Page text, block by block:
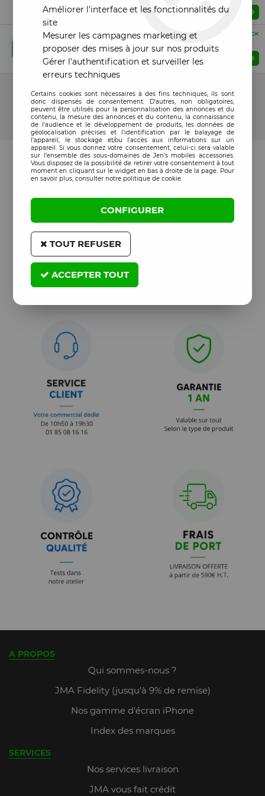
Prix : Veuillez vous connecter
Compatible EN STOCK
Vitre caméra-photo noir Samsung F916 Galaxy Z Fold 2
Prix : Veuillez vous connecter
14 articles sur
A PROPOS
Qui sommes-nous ?
JMA Fidelity (jusqu'à 9% de remise)
Nos gamme d'écran iPhone
Index des marques
SERVICES
Nos services livraison
JMA vous fait crédit
Améliorer l'interface et les fonctionnalités du
site
Mesurer les campagnes marketing et
proposer des mises à jour sur nos produits
Gérer l'authentification et surveiller les
erreurs techniques
Certains cookies sont nécessaires à des fins techniques, ils sont
donc dispensés de consentement. D'autres, non obligatoires,
peuvent être utilisés pour la personnalisation des annonces et du
contenu, la mesure des annonces et du contenu, la connaissance
de l'audience et le développement de produits, les données de
géolocalisation précises et l'identification par le balayage de
l'appareil, le stockage et/ou l'accès aux informations sur un
appareil. Si vous donnez votre consentement, celui-ci sera valable
sur l’ensemble des sous-domaines de Jen's mobiles accessories.
Vous disposez de la possibilité de retirer votre consentement à tout
moment en cliquant sur le widget en bas à droite de la page. Pour
en savoir plus, consulter notre politique de cookie.
CONFIGURER
TOUT REFUSER
ACCEPTER TOUT